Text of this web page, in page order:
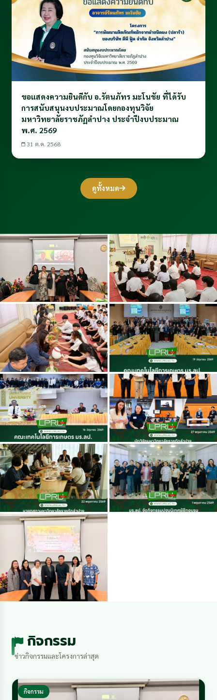
ขอแสดงความยินดีกับ อ.รัตนภัทร มะโนชัย ที่ได้รับ
การสนับสนุนงบประมาณโดยกองทุนวิจัย
มหาวิทยาลัยราชภัฏลำปาง ประจำปีงบประมาณ
พ.ศ. 2569
31 ต.ค. 2568
ดูทั้งหมด
กิจกรรม
ข่าวกิจกรรมและโครงการล่าสุด
กิจกรรม